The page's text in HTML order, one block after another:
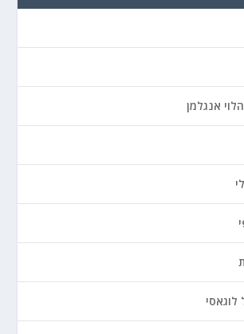
אנגלמן